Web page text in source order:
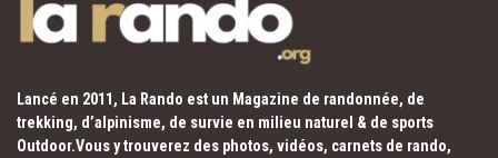
Lancé en 2011, La Rando est un Magazine de randonnée, de
trekking, d’alpinisme, de survie en milieu naturel & de sports
Outdoor.Vous y trouverez des photos, vidéos, carnets de rando,